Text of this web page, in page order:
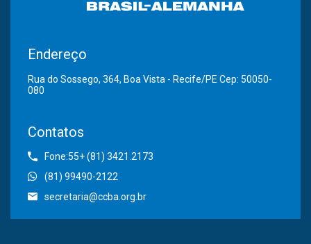
Endereço
Rua do Sossego, 364, Boa Vista - Recife/PE Cep: 50050-
080
Contatos
Fone:55+ (81) 3421.2173
(81) 99490-2122
secretaria@ccba.org.br